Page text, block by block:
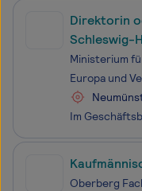
Direktorin
Schleswig-
Ministerium
Europa und
Oberberg